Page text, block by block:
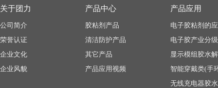
关于团力
公司简介
荣誉认证
企业文化
企业风貌
产品中心
胶粘剂产品
清洁防护产品
其它产品
产品应用视频
产品应用
电子胶粘剂的
电子胶产业分
显示模组胶水
无线充电器胶